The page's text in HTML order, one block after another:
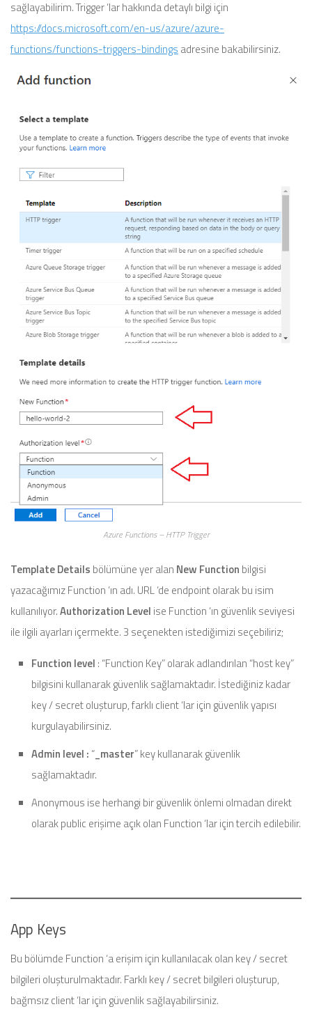
sağlayabilirim. Trigger ‘lar hakkında detaylı bilgi için
https://docs.microsoft.com/en-us/azure/azure-
functions/functions-triggers-bindings adresine bakabilirsiniz.
Azure Functions – HTTP Trigger
Template Details bölümüne yer alan New Function bilgisi
yazacağımız Function ‘ın adı. URL ‘de endpoint olarak bu isim
kullanılıyor.Authorization Level ise Function ‘ın güvenlik seviyesi
ile ilgili ayarları içermekte. 3 seçenekten istediğimizi seçebiliriz;
Function level : “Function Key” olarak adlandırılan “host key”
bilgisini kullanarak güvenlik sağlamaktadır. İstediğiniz kadar
key / secret oluşturup, farklı client ‘lar için güvenlik yapısı
kurgulayabilirsiniz.
Admin level : “ _master” key kullanarak güvenlik
sağlamaktadır.
Anonymous ise herhangi bir güvenlik önlemi olmadan direkt
olarak public erişime açık olan Function ‘lar için tercih edilebilir.
App Keys
Bu bölümde Function ‘a erişim için kullanılacak olan key / secret
bilgileri oluşturulmaktadır. Farklı key / secret bilgileri oluşturup,
bağmsız client ‘lar için güvenlik sağlayabilirsiniz.